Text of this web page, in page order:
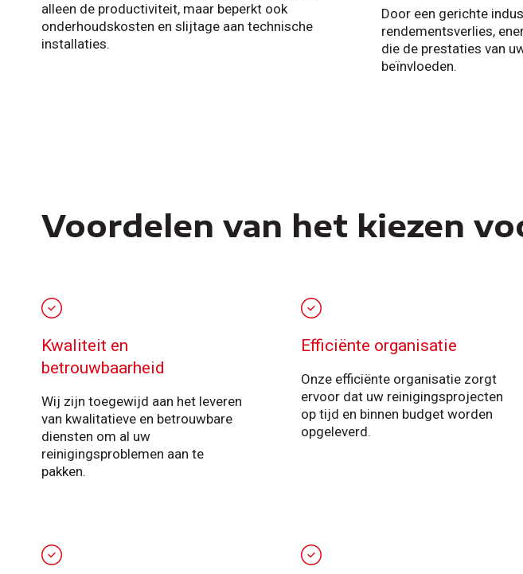
alleen de productiviteit, maar beperkt ook
onderhoudskosten en slijtage aan technische
installaties.
Door een gerichte
rendementsverlies,
die de prestaties van
beïnvloeden.
Voordelen van het kiezen
Kwaliteit en
betrouwbaarheid
Wij zijn toegewijd aan het leveren
van kwalitatieve en betrouwbare
diensten om al uw
reinigingsproblemen aan te
pakken.
Efficiënte organisatie
Onze efficiënte organisatie zorgt
ervoor dat uw reinigingsprojecten
op tijd en binnen budget worden
opgeleverd.